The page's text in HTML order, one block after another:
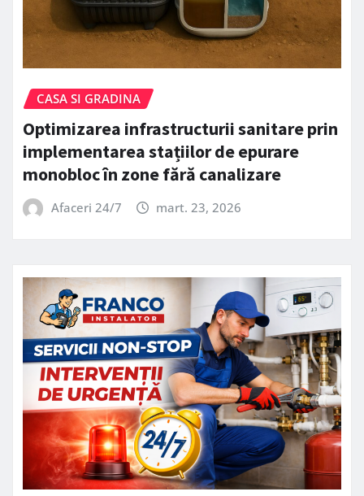
CASA SI GRADINA
Optimizarea infrastructurii sanitare prin
implementarea stațiilor de epurare
monobloc în zone fără canalizare
Afaceri 24/7 mart. 23, 2026